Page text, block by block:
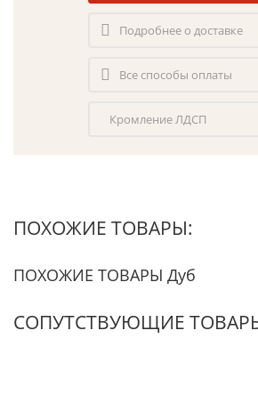
Подробнее о доставке
Все способы оплаты
Кромление ЛДСП
ПОХОЖИЕ ТОВАРЫ:
ПОХОЖИЕ ТОВАРЫ Дуб
СОПУТСТВУЮЩИЕ